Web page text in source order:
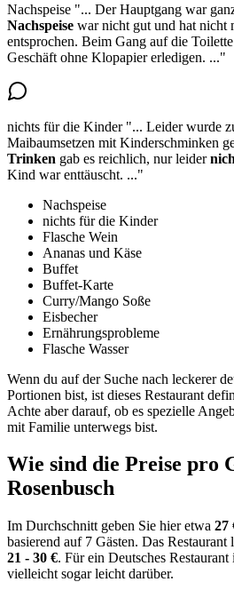
Nachspeise "... Der Hauptgang war
Nachspeise war nicht gut und hat nicht
entsprochen. Beim Gang auf die
Geschäft ohne Klopapier erledigen. ..."
nichts für die Kinder "... Leider wurde
Maibaumsetzen mit Kinderschminken
Trinken gab es reichlich, nur leider
Kind war enttäuscht. ..."
Nachspeise
nichts für die Kinder
Flasche Wein
Ananas und Käse
Buffet
Buffet-Karte
Curry/Mango Soße
Eisbecher
Ernährungsprobleme
Flasche Wasser
Wenn du auf der Suche nach leckerer
Portionen bist, ist dieses Restaurant
Achte aber darauf, ob es spezielle
mit Familie unterwegs bist.
Wie sind die Preise pro
Rosenbusch
Im Durchschnitt geben Sie hier etwa 27
basierend auf 7 Gästen. Das
21 - 30 €. Für ein Deutsches
vielleicht sogar leicht darüber.